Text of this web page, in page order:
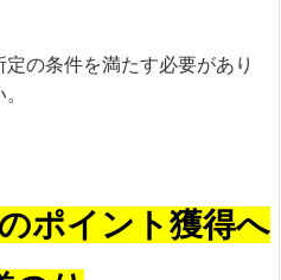
の条件を満たす必要があり
ポイント獲得へ